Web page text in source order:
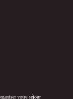
votre séjour